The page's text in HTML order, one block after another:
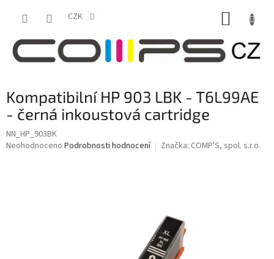
CZK
Kompatibilní HP 903 LBK - T6L99AE
- černá inkoustová cartridge
NN_HP_903BK
Průměrné
Neohodnoceno Podrobnosti hodnocení Značka: COMP'S, spol. s.r.o.